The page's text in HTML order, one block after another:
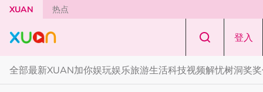
Skip to main content
XUAN 热点
登入
全部最新XUAN加你娱玩娱乐旅游生活科技视频解忧树洞奖